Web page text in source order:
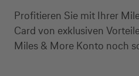
Profitieren Sie mit Ihrer
Card von exklusiven
Miles & More Konto noch